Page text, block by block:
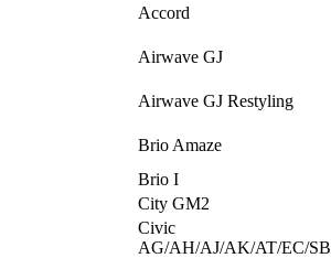
Accord
Airwave GJ
Airwave GJ Restyling
Brio Amaze
Brio I
City GM2
Civic
AG/AH/AJ/AK/AT/EC/SB